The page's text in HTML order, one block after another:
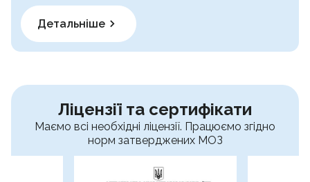
Детальніше
Ліцензії та сертифікати
Маємо всі необхідні ліцензії. Працюємо згідно
норм затверджених МОЗ